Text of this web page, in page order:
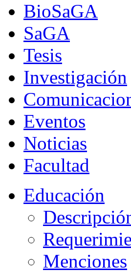
BioSaGA
SaGA
Tesis
Investigación
Eventos
Noticias
Facultad
Educación
Menciones